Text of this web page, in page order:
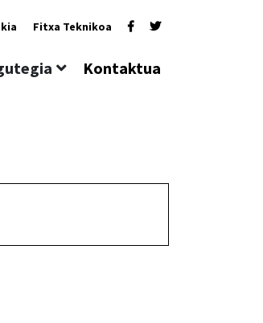
Fitxa Teknikoa
Kontaktua